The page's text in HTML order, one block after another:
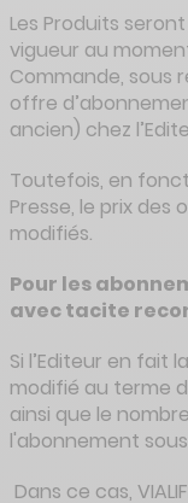
Les Produits
vigueur au
Commande, sous
offre
ancien) chez
Toutefois, en
Presse, le prix
modifiés.
Pour les
avec tacite
Si l’Editeur en fait
modifié au terme
ainsi que le
l'abonnement
Dans ce cas,